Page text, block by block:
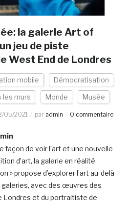
la galerie Art of
jeu de piste
West End de Londres
mobile Démocratisation
les murs Monde Musée
05/2021 par admin 0 commentaire
min
façon de voir l’art et une nouvelle
d’art, la galerie en réalité
» propose d’explorer l’art au-delà
avec des œuvres des
Londres et du portraitiste de